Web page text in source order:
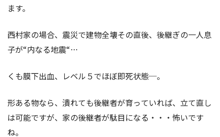
ます。
西村家の場合、震災で建物全壊その直後、後継ぎの一人息
子が“内なる地震“…
くも膜下出血、レベル５でほぼ即死状態─。
形ある物なら、潰れても後継者が育っていれば、立て直し
は可能ですが、家の後継者が駄目になる・・・怖いです
ね。